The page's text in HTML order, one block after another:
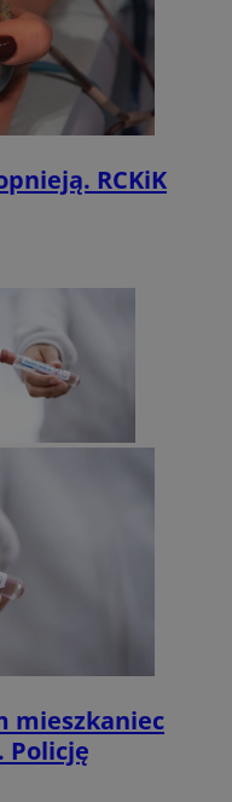
RCKiK
mieszkaniec
Policję